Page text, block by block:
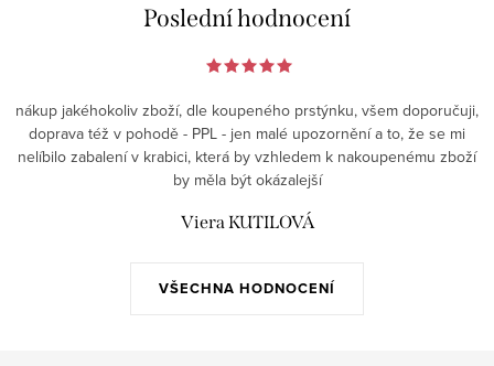
Poslední hodnocení
VŠECHNA HODNOCENÍ
nákup jakéhokoliv zboží, dle koupeného prstýnku, všem doporučuji,
doprava též v pohodě - PPL - jen malé upozornění a to, že se mi
nelíbilo zabalení v krabici, která by vzhledem k nakoupenému zboží
by měla být okázalejší
Viera KUTILOVÁ